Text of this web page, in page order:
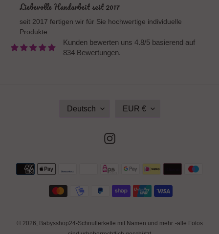
Liebevolle Handarbeit seit 2017
seit 2017 fertigen wir für Sie hochwertige individuelle
Produkte
Kunden bewerten uns 4.8/5 basierend auf
834 Bewertungen.
Deutsch W
R
U
EUR €
Instagram
Zahlungsmethoden
© 2026, Babysshop24-Schnullerkette mit Namen und mehr -alle Fotos